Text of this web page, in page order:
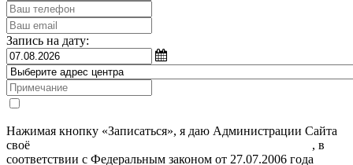
Запись на дату:
Нажимая кнопку «Записаться», я даю Администрации Сайта
своё
, в
соответствии с Федеральным законом от 27.07.2006 года